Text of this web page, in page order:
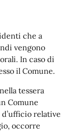
che a
vengono
In caso di
il Comune.
tessera
Comune
relative
occorre